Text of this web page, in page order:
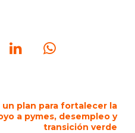
un plan para fortalecer la
a pymes, desempleo y
transición verde